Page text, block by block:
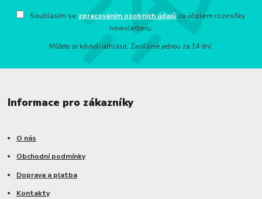
Souhlasím se zpracováním osobních údajů za účelem rozesílky
newsletteru.
Můžete se kdykoli odhlásit. Zasíláme jednou za 14 dní.
Informace pro zákazníky
O nás
Obchodní podmínky
Doprava a platba
Kontakty